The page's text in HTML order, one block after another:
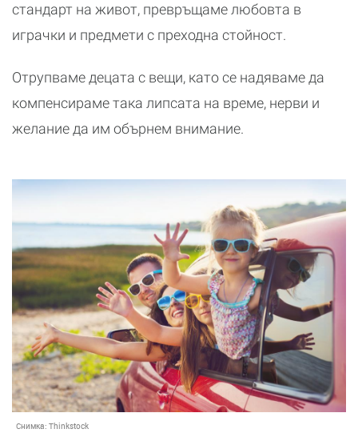
стандарт на живот, превръщаме любовта в
играчки и предмети с преходна стойност.
Отрупваме децата с вещи, като се надяваме да
компенсираме така липсата на време, нерви и
желание да им обърнем внимание.
Снимка: Thinkstock